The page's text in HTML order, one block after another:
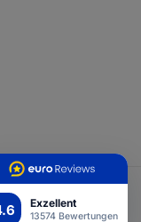
Exzellent
13574 Bewertungen